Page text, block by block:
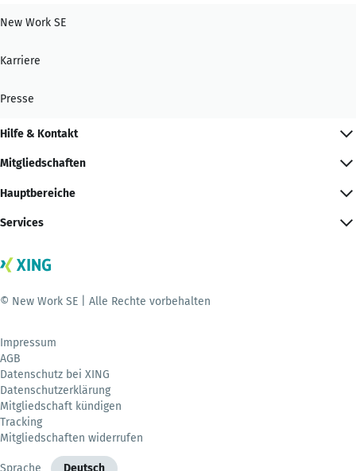
New Work SE
Karriere
Presse
Hilfe & Kontakt
Mitgliedschaften
Hauptbereiche
Services
© New Work SE | Alle Rechte vorbehalten
Impressum
AGB
Datenschutz bei XING
Datenschutzerklärung
Mitgliedschaft kündigen
Tracking
Mitgliedschaften widerrufen
Sprache Deutsch